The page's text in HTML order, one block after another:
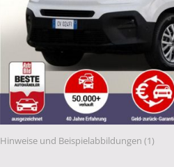
Hinweise und Beispielabbildungen (1)